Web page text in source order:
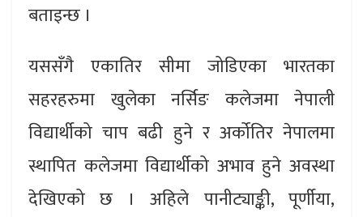
बताइन्छ ।
यससँगै एकातिर सीमा जोडिएका भारतका
सहरहरुमा खुलेका नर्सिङ कलेजमा नेपाली
विद्यार्थीको चाप बढी हुने र अर्कोतिर नेपालमा
स्थापित कलेजमा विद्यार्थीको अभाव हुने अवस्था
देखिएको छ । अहिले पानीट्याङ्की, पूर्णीया,